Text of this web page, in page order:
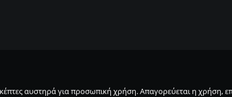
αυστηρά για προσωπική χρήση. Απαγορεύεται η χρήση,